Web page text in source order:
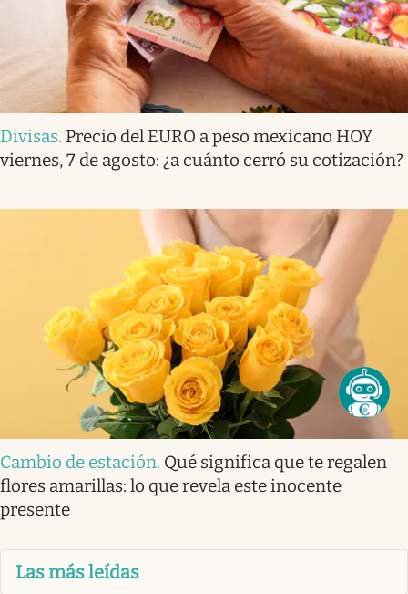
Divisas. Precio del EURO a peso mexicano HOY
viernes, 7 de agosto: ¿a cuánto cerró su cotización?
Cambio de estación. Qué significa que te regalen
flores amarillas: lo que revela este inocente
presente
Las más leídas